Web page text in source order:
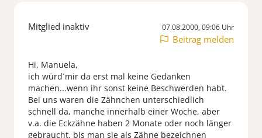
Mitglied inaktiv 07.08.2000, 09:06 Uhr
Beitrag melden
Hi, Manuela,
ich würd´mir da erst mal keine Gedanken
machen...wenn ihr sonst keine Beschwerden habt.
Bei uns waren die Zähnchen unterschiedlich
schnell da, manche innerhalb einer Woche, aber
v.a. die Eckzähne haben 2 Monate oder noch länger
gebraucht, bis man sie als Zähne bezeichnen